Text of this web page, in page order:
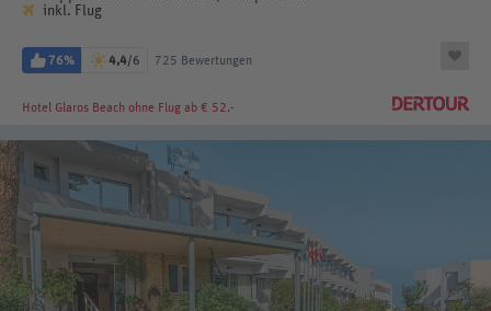
inkl. Flug
76% 4,4/6 725 Bewertungen
Hotel Glaros Beach ohne Flug ab € 52.-